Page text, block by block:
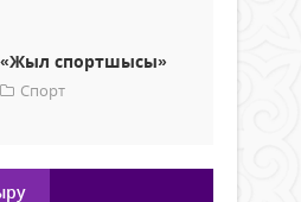
«Жыл спортшысы»
Спорт